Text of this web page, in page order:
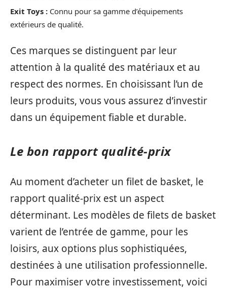
Exit Toys : Connu pour sa gamme d’équipements
extérieurs de qualité.
Ces marques se distinguent par leur
attention à la qualité des matériaux et au
respect des normes. En choisissant l’un de
leurs produits, vous vous assurez d’investir
dans un équipement fiable et durable.
Le bon rapport qualité-prix
Au moment d’acheter un filet de basket, le
rapport qualité-prix est un aspect
déterminant. Les modèles de filets de basket
varient de l’entrée de gamme, pour les
loisirs, aux options plus sophistiquées,
destinées à une utilisation professionnelle.
Pour maximiser votre investissement, voici